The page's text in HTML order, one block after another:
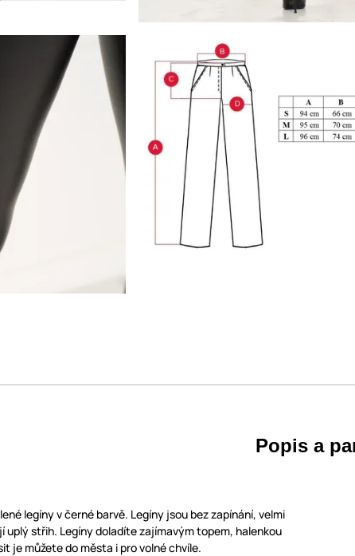
Popis a
legíny v černé barvě. Legíny jsou bez zapínání, velmi
uplý střih. Legíny doladíte zajímavým topem, halenkou
je můžete do města i pro volné chvíle.